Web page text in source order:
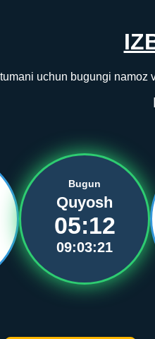
uchun bugungi namoz
Bugun
Quyosh
05:12
09:03:20